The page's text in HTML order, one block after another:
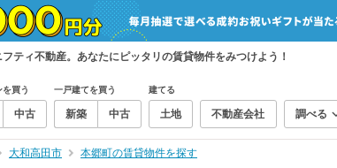
ティ不動産。あなたにピッタリの賃貸物件をみつけよう！
買う
中古
一戸建てを買う
新築 中古
建てる
土地 不動産会社 調べる
大和高田市 本郷町の賃貸物件を探す